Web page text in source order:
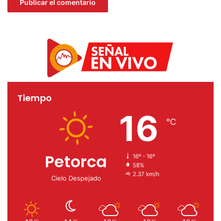
Tiempo
Petorca
Cielo Despejado
16 ℃
16º - 16º
58%
2.37 km/h